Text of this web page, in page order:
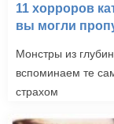
11 хорроров
вы могли
Монстры из
вспоминаем те
страхом